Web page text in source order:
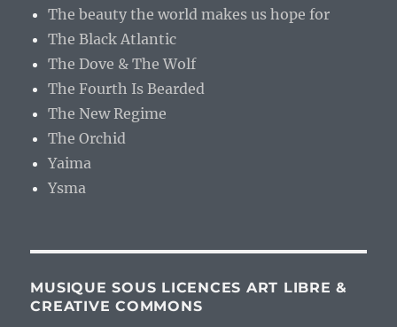
The beauty the world makes us hope for
The Black Atlantic
The Dove & The Wolf
The Fourth Is Bearded
The New Regime
The Orchid
Yaima
Ysma
MUSIQUE SOUS LICENCES ART LIBRE &
CREATIVE COMMONS